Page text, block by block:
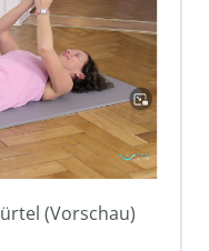
(Vorschau)